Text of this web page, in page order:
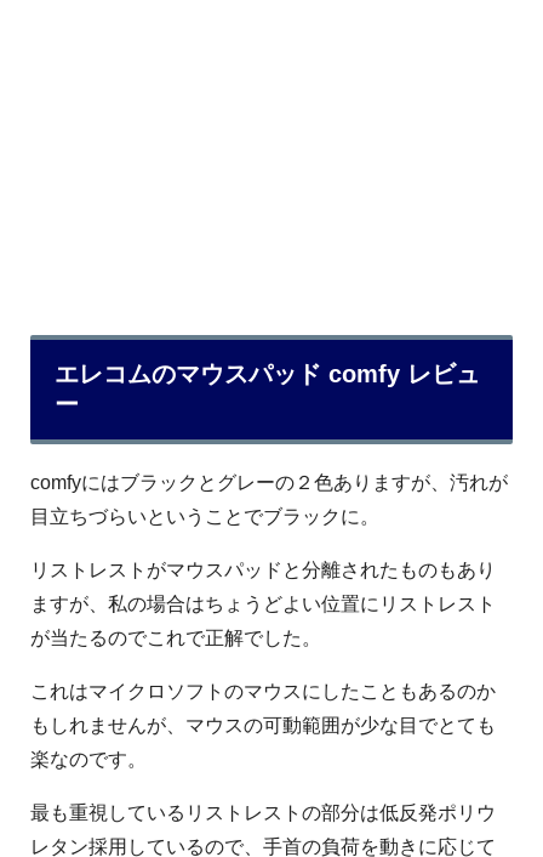
エレコムのマウスパッド comfy レビュ
ー
comfyにはブラックとグレーの２色ありますが、汚れが
目立ちづらいということでブラックに。
リストレストがマウスパッドと分離されたものもあり
ますが、私の場合はちょうどよい位置にリストレスト
が当たるのでこれで正解でした。
これはマイクロソフトのマウスにしたこともあるのか
もしれませんが、マウスの可動範囲が少な目でとても
楽なのです。
最も重視しているリストレストの部分は低反発ポリウ
レタン採用しているので、手首の負荷を動きに応じて